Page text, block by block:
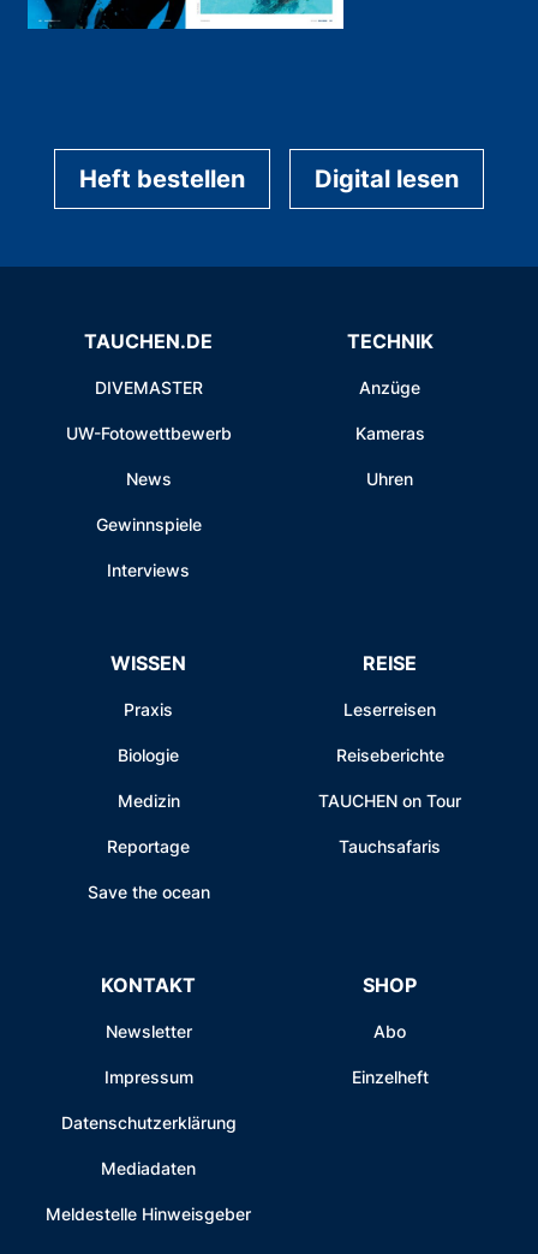
Heft bestellen Digital lesen
TAUCHEN.DE
DIVEMASTER
UW-Fotowettbewerb
News
Gewinnspiele
Interviews
TECHNIK
Anzüge
Kameras
Uhren
WISSEN
Praxis
Biologie
Medizin
Reportage
Save the ocean
REISE
Leserreisen
Reiseberichte
TAUCHEN on Tour
Tauchsafaris
KONTAKT
Newsletter
Impressum
Datenschutzerklärung
Mediadaten
Meldestelle Hinweisgeber
SHOP
Abo
Einzelheft